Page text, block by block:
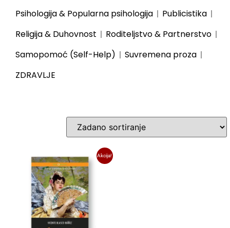
Psihologija & Popularna psihologija
Publicistika
Religija & Duhovnost
Roditeljstvo & Partnerstvo
Samopomoć (Self-Help)
Suvremena proza
ZDRAVLJE
Akcija!